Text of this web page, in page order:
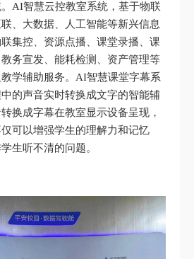
AI智慧云控教室系统，基于物联
、大数据、人工智能等新兴信息
集控、资源点播、课堂录播、课
务宣发、能耗检测、资产管理等
学辅助服务。AI智慧课堂字幕系
的声音实时转换成文字的智能辅
换成字幕在教室显示设备呈现，
可以增强学生的理解力和记忆
生听不清的问题。